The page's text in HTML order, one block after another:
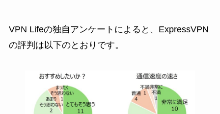
VPN Lifeの独自アンケートによると、ExpressVPN
の評判は以下のとおりです。